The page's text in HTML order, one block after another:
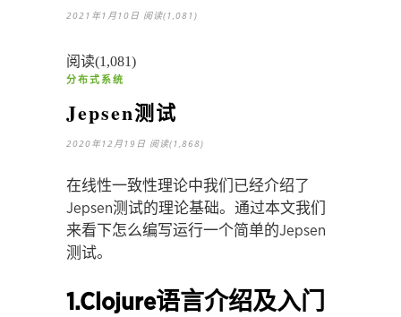
2021年1月10日 阅读(1,081)
阅读(1,081)
分布式系统
Jepsen测试
2020年12月19日 阅读(1,868)
在线性一致性理论中我们已经介绍了
Jepsen测试的理论基础。通过本文我们
来看下怎么编写运行一个简单的Jepsen
测试。
1.Clojure语言介绍及入门